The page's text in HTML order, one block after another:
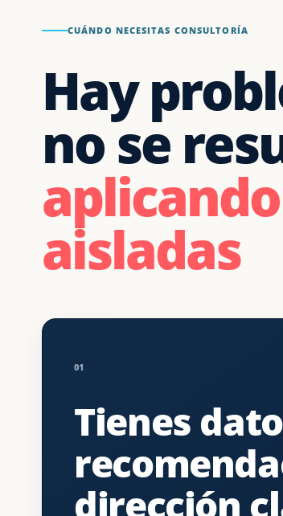
CUÁNDO NECESITAS CONSULTORÍA
Hay
no se
aisladas
01
Tienes
dirección